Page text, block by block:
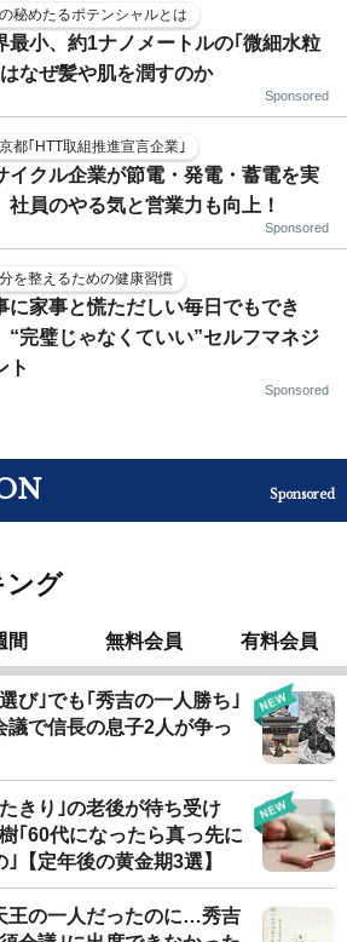
秘めたるポテンシャルとは
最小、約1ナノメートルの｢微細水粒
なぜ髪や肌を潤すのか
Sponsored
都｢HTT取組推進宣言企業｣
イクル企業が節電・発電・蓄電を実
社員のやる気と営業力も向上！
Sponsored
を整えるための健康習慣
に家事と慌ただしい毎日でもでき
“完璧じゃなくていい”セルフマネジ
ト
Sponsored
Sponsored
ング
間 無料会員 有料会員
び｣でも｢秀吉の一人勝ち｣
で信長の息子2人が争っ
きり｣の老後が待ち受け
｢60代になったら真っ先に
【定年後の黄金期3選】
王の一人だったのに…秀吉